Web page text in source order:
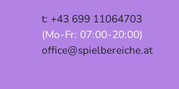
t: +43 699 11064703
(Mo-Fr: 07:00-20:00)
office@spielbereiche.at